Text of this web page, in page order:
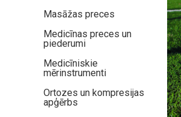
Masāžas preces
Medicīnas preces un
piederumi
Medicīniskie
mērinstrumenti
Ortozes un kompresijas
apģērbs